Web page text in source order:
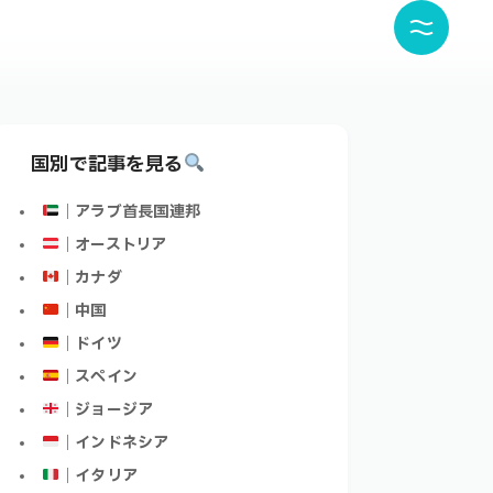
国別で記事を見る
｜アラブ首長国連邦
｜オーストリア
｜カナダ
｜中国
｜ドイツ
｜スペイン
｜ジョージア
｜インドネシア
｜イタリア